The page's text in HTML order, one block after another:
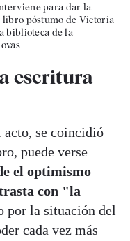
para dar la
libro póstumo de Victoria
biblioteca de la
escritura
acto, se coincidió
puede verse
el optimismo
con "la
por la situación del
cada vez más